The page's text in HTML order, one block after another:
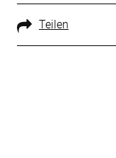
Teilen